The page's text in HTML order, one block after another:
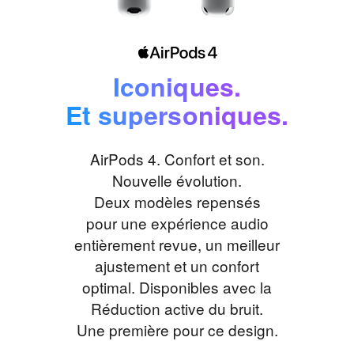
Iconiques.
Et supersoniques.
AirPods 4. Confort et son.
Nouvelle évolution.
Deux modèles repensés
pour une expérience audio
entièrement revue, un meilleur
ajustement et un confort
optimal. Disponibles avec la
Réduction active du bruit.
Une première pour ce design.